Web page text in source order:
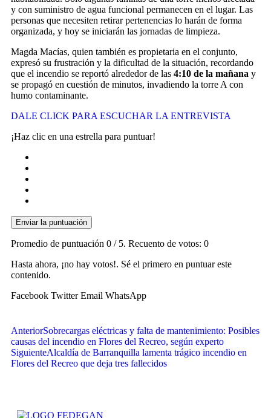
y con suministro de agua funcional permanecen en el lugar. Las
personas que necesiten retirar pertenencias lo harán de forma
organizada, y hoy se iniciarán las jornadas de limpieza.
Magda Macías, quien también es propietaria en el conjunto,
expresó su frustración y la dificultad de la situación, recordando
que el incendio se reportó alrededor de las 4:10 de la mañana y
se propagó en cuestión de minutos, invadiendo la torre A con
humo contaminante.
DALE CLICK PARA ESCUCHAR LA ENTREVISTA
¡Haz clic en una estrella para puntuar!
Enviar la puntuación
Promedio de puntuación 0 / 5. Recuento de votos: 0
Hasta ahora, ¡no hay votos!. Sé el primero en puntuar este
contenido.
Facebook Twitter Email WhatsApp
AnteriorSobrecargas eléctricas y falta de mantenimiento: Posibles
causas del incendio en Flores del Recreo, según experto
SiguienteAlcaldía de Barranquilla lamenta trágico incendio en
Flores del Recreo que deja tres fallecidos